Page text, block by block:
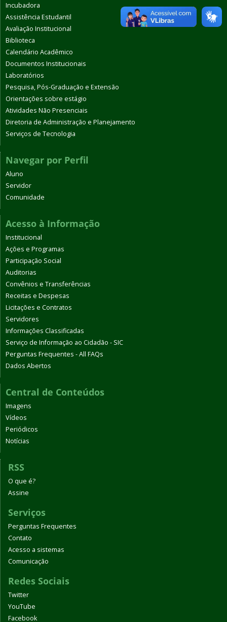
Incubadora
Assistência Estudantil
Avaliação Institucional
Biblioteca
Calendário Acadêmico
Documentos Institucionais
Laboratórios
Pesquisa, Pós-Graduação e Extensão
Orientações sobre estágio
Atividades Não Presenciais
Diretoria de Administração e Planejamento
Serviços de Tecnologia
Navegar por Perfil
Aluno
Servidor
Comunidade
Acesso à Informação
Institucional
Ações e Programas
Participação Social
Auditorias
Convênios e Transferências
Receitas e Despesas
Licitações e Contratos
Servidores
Informações Classificadas
Serviço de Informação ao Cidadão - SIC
Perguntas Frequentes - All FAQs
Dados Abertos
Central de Conteúdos
Imagens
Vídeos
Periódicos
Notícias
RSS
O que é?
Assine
Serviços
Perguntas Frequentes
Contato
Acesso a sistemas
Comunicação
Redes Sociais
Twitter
YouTube
Facebook